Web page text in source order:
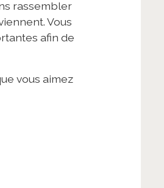
rassembler
Vous
afin de
vous aimez